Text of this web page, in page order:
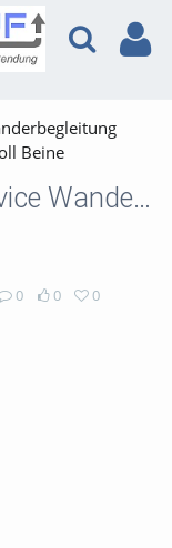
Beine
Österreichs erste Full-Service Wanderbegleitung macht dem inneren Schweinehund lustvoll Beine
0 0 0